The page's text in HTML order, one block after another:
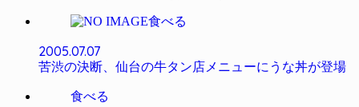
食べる
2005.07.07
苦渋の決断、仙台の牛タン店メニューにうな丼が登場
食べる